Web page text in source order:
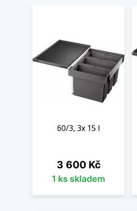
60/3, 3x 15 l
Cena
3 600 Kč
1 ks skladem